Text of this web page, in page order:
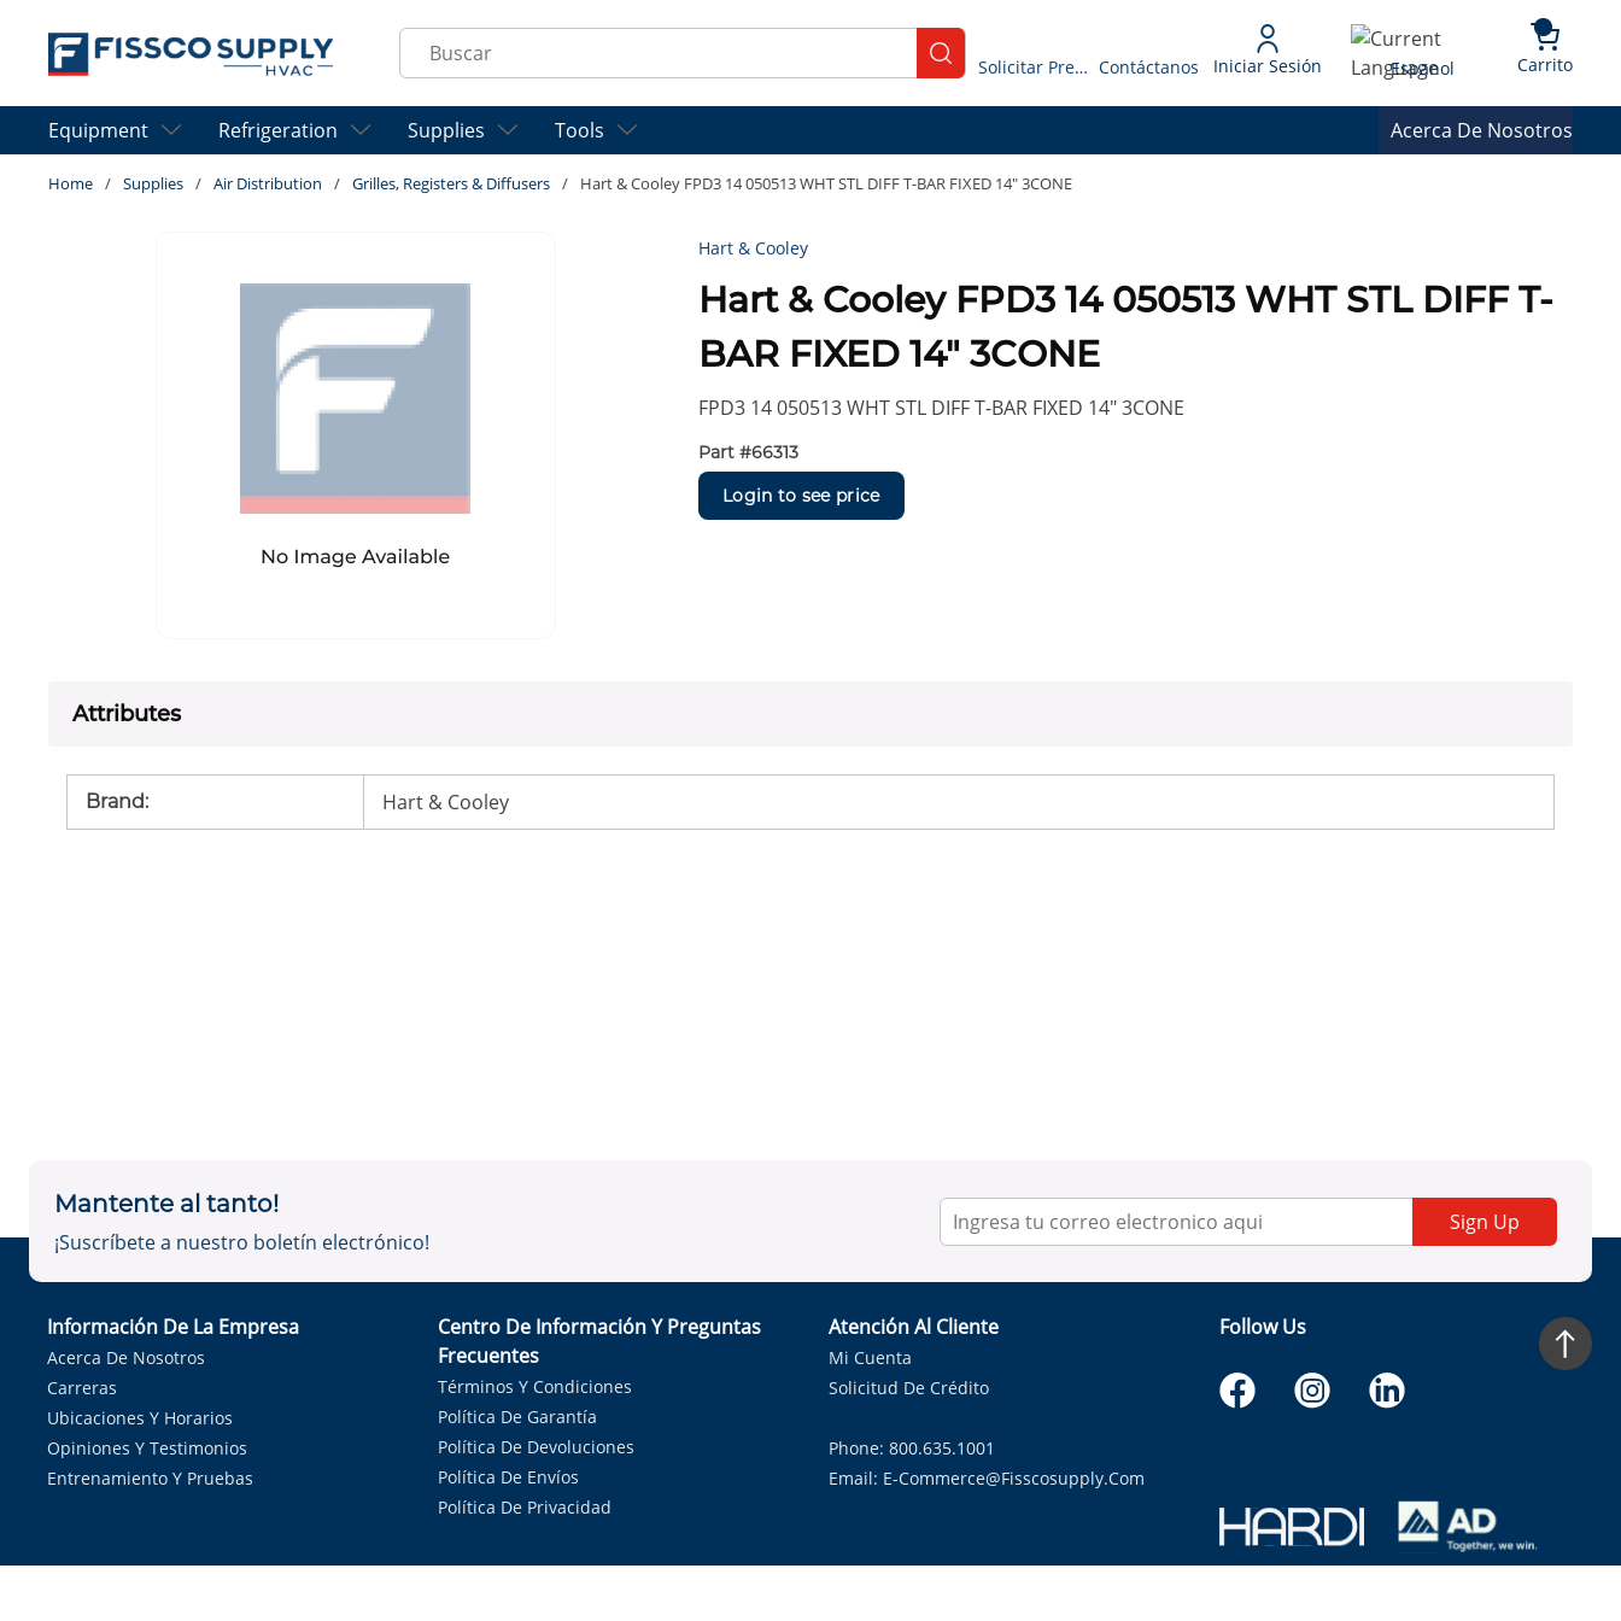
Skip to main content
Site Search
submit search
Solicitar Presupuesto Contáctanos Iniciar Sesión Language
Espanol Carrito{0}
Equipment Refrigeration Supplies Tools Acerca De Nosotros
Home / Supplies / Air Distribution / Grilles, Registers & Diffusers / Hart & Cooley FPD3 14 050513 WHT STL DIFF T-BAR FIXED 14" 3CONE
Hart & Cooley
Hart & Cooley FPD3 14 050513 WHT STL DIFF T-
BAR FIXED 14" 3CONE
FPD3 14 050513 WHT STL DIFF T-BAR FIXED 14" 3CONE
Part #66313
Login to see price
Attributes
Brand: Hart & Cooley
Mantente al tanto!
¡Suscríbete a nuestro boletín electrónico!
Sign Up
Información De La Empresa
Acerca De Nosotros
Carreras
Ubicaciones Y Horarios
Opiniones Y Testimonios
Entrenamiento Y Pruebas
Centro De Información Y Preguntas
Frecuentes
Términos Y Condiciones
Política De Garantía
Política De Devoluciones
Política De Envíos
Política De Privacidad
Atención Al Cliente
Mi Cuenta
Solicitud De Crédito
Phone: 800.635.1001
Email: E-Commerce@fisscosupply.com
Follow Us